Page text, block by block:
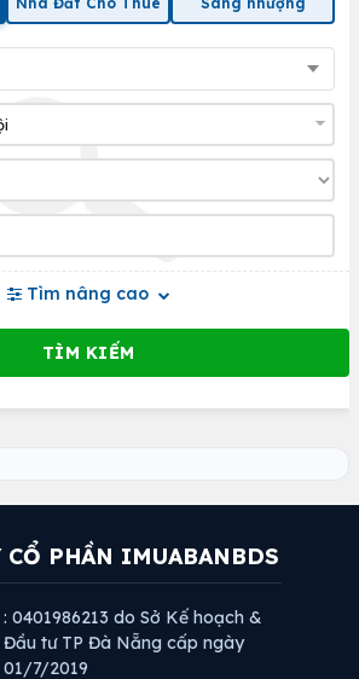
Tìm nâng cao
CỔ PHẦN IMUABANBDS
: 0401986213 do Sở Kế hoạch &
Đầu tư TP Đà Nẵng cấp ngày
01/7/2019